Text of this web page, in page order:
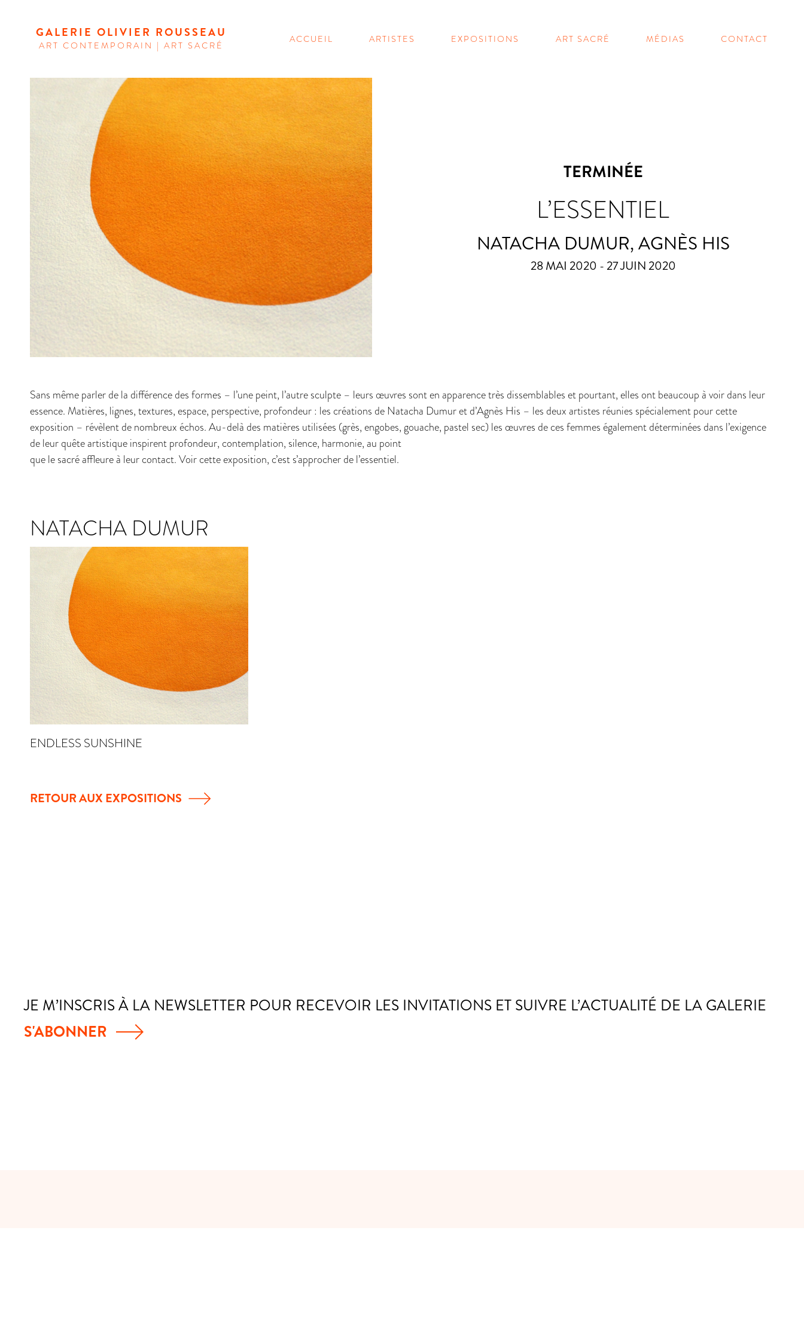
GALERIE OLIVIER ROUSSEAU
ART CONTEMPORAIN | ART SACRÉ
ACCUEIL ARTISTES EXPOSITIONS ART SACRÉ MÉDIAS CONTACT
TERMINÉE
L’ESSENTIEL
NATACHA DUMUR, AGNÈS HIS
28 MAI 2020 - 27 JUIN 2020
Sans même parler de la différence des formes – l’une peint, l’autre sculpte – leurs œuvres sont en apparence très dissemblables et pourtant, elles ont beaucoup à voir dans leur
essence. Matières, lignes, textures, espace, perspective, profondeur : les créations de Natacha Dumur et d’Agnès His – les deux artistes réunies spécialement pour cette
exposition – révèlent de nombreux échos. Au-delà des matières utilisées (grès, engobes, gouache, pastel sec) les œuvres de ces femmes également déterminées dans l’exigence
de leur quête artistique inspirent profondeur, contemplation, silence, harmonie, au point
que le sacré affleure à leur contact. Voir cette exposition, c’est s’approcher de l’essentiel.
NATACHA DUMUR
ENDLESS SUNSHINE
RETOUR AUX EXPOSITIONS
JE M’INSCRIS À LA NEWSLETTER POUR RECEVOIR LES INVITATIONS ET SUIVRE L’ACTUALITÉ DE LA GALERIE
S'ABONNER